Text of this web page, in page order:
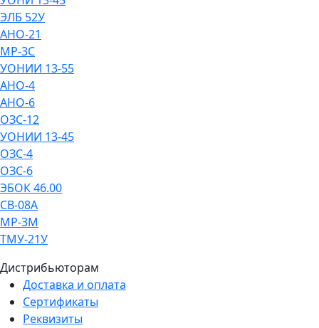
ЭЛБ 52У
АНО-21
МР-3С
УОНИИ 13-55
АНО-4
АНО-6
ОЗС-12
УОНИИ 13-45
ОЗС-4
ОЗС-6
ЭБОК 46.00
СВ-08А
МР-3М
ТМУ-21У
Дистрибьюторам
Доставка и оплата
Сертификаты
Реквизиты